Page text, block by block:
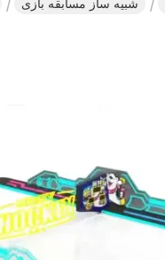
شبیه ساز مسابقه بازی